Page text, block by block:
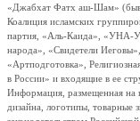
«Джабхат Фатх аш-Шам»
Коалиция исламских
партия, «Аль-Каида», «УНА-
народа», «Свидетели
«Артподготовка»,
в России» и входящие в ее
Информация, размещенная на
дизайна, логотипы, товарные